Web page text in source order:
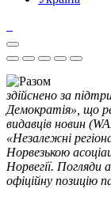
здійснено за
Демократія», що
видавців новин
«Незалежні
Норвезькою
Норвегії. Погляди
офіційну позицію